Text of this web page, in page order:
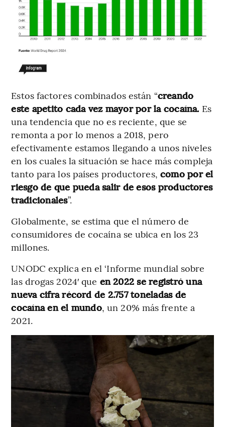
Estos factores combinados están “creando
este apetito cada vez mayor por la cocaína. Es
una tendencia que no es reciente, que se
remonta a por lo menos a 2018, pero
efectivamente estamos llegando a unos niveles
en los cuales la situación se hace más compleja
tanto para los países productores, como por el
riesgo de que pueda salir de esos productores
tradicionales”.
Globalmente, se estima que el número de
consumidores de cocaína se ubica en los 23
millones.
UNODC explica en el ‘Informe mundial sobre
las drogas 2024′ que en 2022 se registró una
nueva cifra récord de 2.757 toneladas de
cocaína en el mundo, un 20% más frente a
2021.